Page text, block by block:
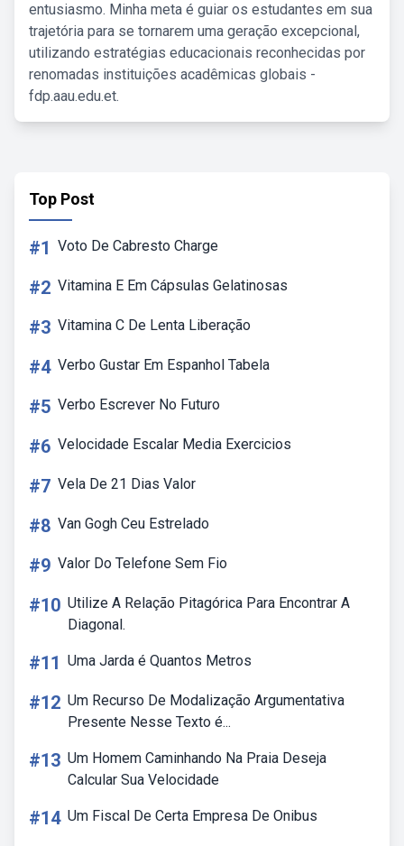
entusiasmo. Minha meta é guiar os estudantes em sua
trajetória para se tornarem uma geração excepcional,
utilizando estratégias educacionais reconhecidas por
renomadas instituições acadêmicas globais -
fdp.aau.edu.et.
Top Post
#1 Voto De Cabresto Charge
#2 Vitamina E Em Cápsulas Gelatinosas
#3 Vitamina C De Lenta Liberação
#4 Verbo Gustar Em Espanhol Tabela
#5 Verbo Escrever No Futuro
#6 Velocidade Escalar Media Exercicios
#7 Vela De 21 Dias Valor
#8 Van Gogh Ceu Estrelado
#9 Valor Do Telefone Sem Fio
#10 Utilize A Relação Pitagórica Para Encontrar A
Diagonal.
#11 Uma Jarda é Quantos Metros
#12 Um Recurso De Modalização Argumentativa
Presente Nesse Texto é...
#13 Um Homem Caminhando Na Praia Deseja
Calcular Sua Velocidade
#14 Um Fiscal De Certa Empresa De Onibus